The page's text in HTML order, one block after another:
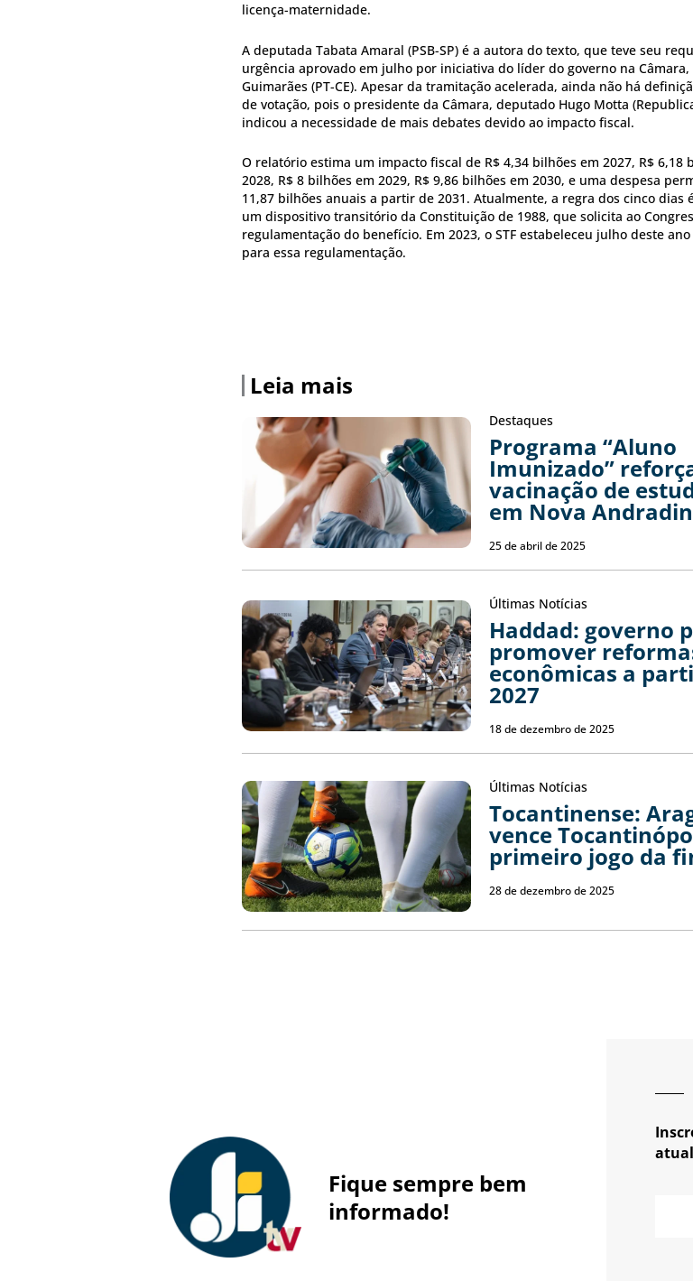
licença-maternidade.
A deputada Tabata Amaral (PSB-SP) é a autora do texto, que teve seu
urgência aprovado em julho por iniciativa do líder do governo na Câmara,
Guimarães (PT-CE). Apesar da tramitação acelerada, ainda não há
de votação, pois o presidente da Câmara, deputado Hugo Motta
indicou a necessidade de mais debates devido ao impacto fiscal.
O relatório estima um impacto fiscal de R$ 4,34 bilhões em 2027, R$ 6,18
2028, R$ 8 bilhões em 2029, R$ 9,86 bilhões em 2030, e uma despesa
11,87 bilhões anuais a partir de 2031. Atualmente, a regra dos cinco dias
um dispositivo transitório da Constituição de 1988, que solicita ao
regulamentação do benefício. Em 2023, o STF estabeleceu julho deste
para essa regulamentação.
Leia mais
Destaques
Programa “Aluno
Imunizado”
vacinação de
em Nova
25 de abril de 2025
Últimas Notícias
Haddad: governo
promover
econômicas a
2027
18 de dezembro de 2025
Últimas Notícias
Tocantinense:
vence
primeiro jogo da
28 de dezembro de 2025
Fique sempre bem
informado!